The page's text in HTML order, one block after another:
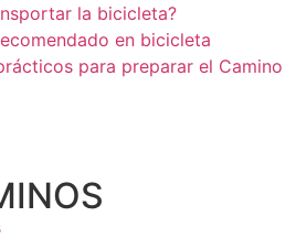
la bicicleta?
en bicicleta
para preparar el Camino